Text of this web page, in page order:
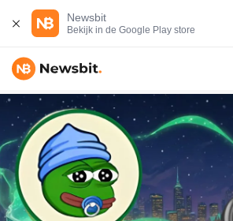
Newsbit
Bekijk in de Google Play store